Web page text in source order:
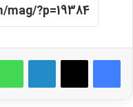
لینکدین